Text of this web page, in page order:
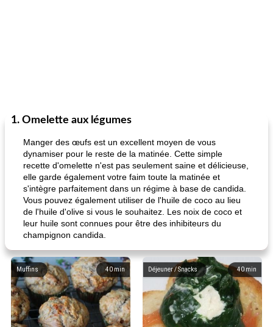
1. Omelette aux légumes
Manger des œufs est un excellent moyen de vous
dynamiser pour le reste de la matinée. Cette simple
recette d'omelette n'est pas seulement saine et délicieuse,
elle garde également votre faim toute la matinée et
s'intègre parfaitement dans un régime à base de candida.
Vous pouvez également utiliser de l'huile de coco au lieu
de l'huile d'olive si vous le souhaitez. Les noix de coco et
leur huile sont connues pour être des inhibiteurs du
champignon candida.
40 min
Muffins 40 min
Déjeuner / Snacks